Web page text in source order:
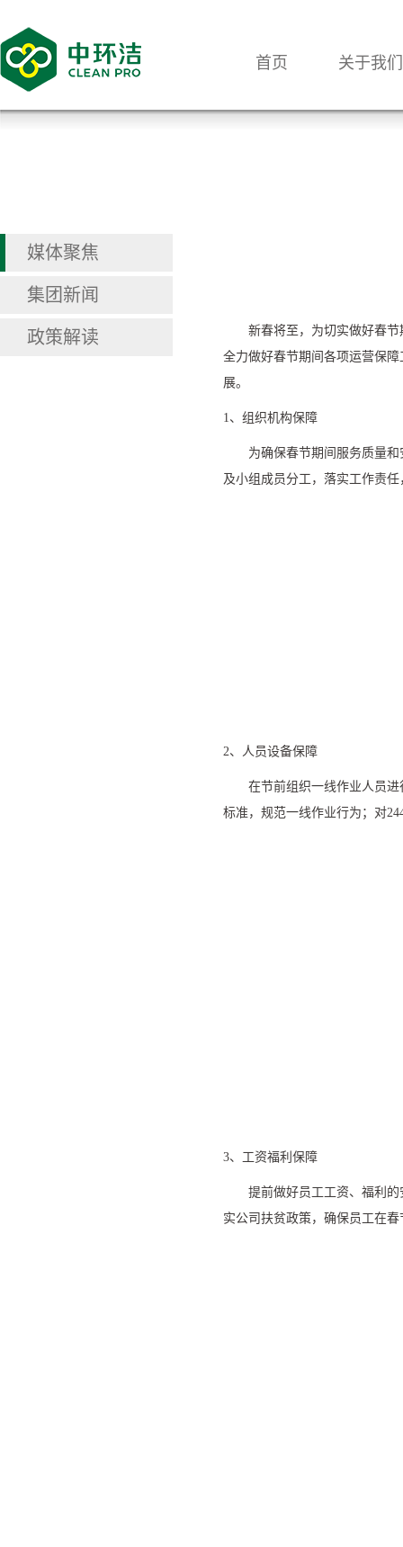
首页 关于我们
媒体聚焦
集团新闻
政策解读
新春将至，为切实做好春
全力做好春节期间各项运营保
展。
1、组织机构保障
为确保春节期间服务质量
及小组成员分工，落实工作责
2、人员设备保障
在节前组织一线作业人员
标准，规范一线作业行为；对
3、工资福利保障
提前做好员工工资、福利
实公司扶贫政策，确保员工在